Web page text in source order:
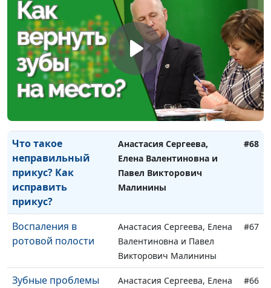
Больные зубы у
детей: почему
молодеют болезни
зубов
Анастасия Сергеева, Елена
Валентиновна и Павел
Викторович Малинины
#70
Детское здоровье:
молочные зубы
Анастасия Сергеева, Елена
Валентиновна и Павел
Викторович Малинины
#69
Что такое
неправильный
прикус? Как
исправить
прикус?
Анастасия Сергеева,
Елена Валентиновна и
Павел Викторович
Малинины
#68
Воспаления в
ротовой полости
Анастасия Сергеева, Елена
Валентиновна и Павел
Викторович Малинины
#67
Зубные проблемы
Анастасия Сергеева, Елена
#66